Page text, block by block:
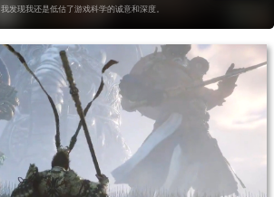
国产
我发现我还是低估了游戏科学的诚意和深度。